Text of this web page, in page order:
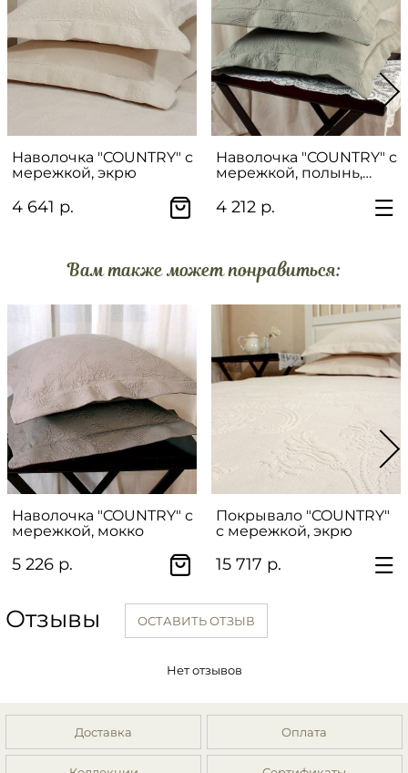
Наволочка "COUNTRY" с
мережкой, экрю
4 641 р.
Наволочка "COUNTRY" с
мережкой, полынь,
4 212 р.
Вам также может понравиться:
Наволочка "COUNTRY" с
мережкой, мокко
5 226 р.
Покрывало "COUNTRY"
с мережкой, экрю
15 717 р.
Отзывы ОСТАВИТЬ ОТЗЫВ
Нет отзывов
Доставка Оплата